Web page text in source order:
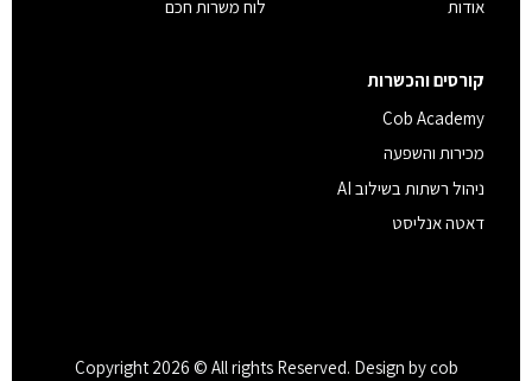
אודות
לוח משרות חכם
קורסים והכשרות
Cob Academy
מכירות והשפעה
ניהול רשתות בשילוב AI
דאטה אנליסט
Copyright 2026 © All rights Reserved. Design by cob